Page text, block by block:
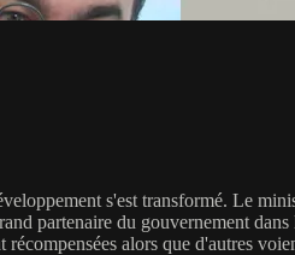
s'est transformé. Le
partenaire du gouvernement
alors que d'autres